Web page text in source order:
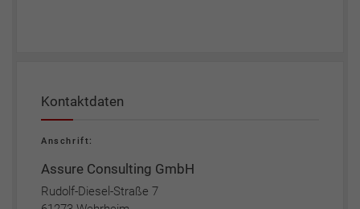
Kontaktdaten
Anschrift:
Assure Consulting GmbH
Rudolf-Diesel-Straße 7